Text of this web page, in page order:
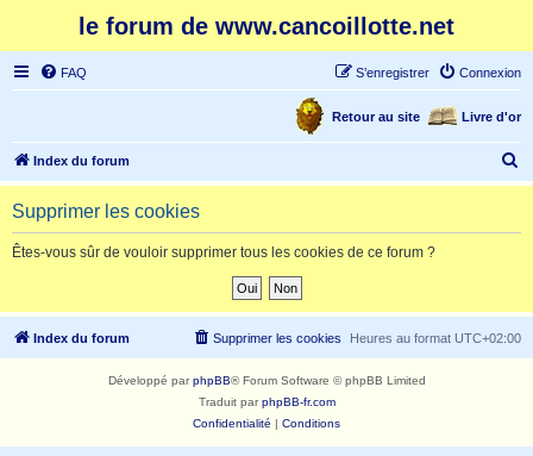
le forum de www.cancoillotte.net
FAQ Connexion
S’enregistrer
Livre d'or
Retour au site
Index du forum
e
h
Supprimer les cookies
Êtes-vous sûr de vouloir supprimer tous les cookies de ce forum ?
Index du forum Heures au format UTC+02:00
Supprimer les cookies
Développé parphpBB® Forum Software © phpBB Limited
Traduit parphpBB-fr.com
Confidentialité | Conditions